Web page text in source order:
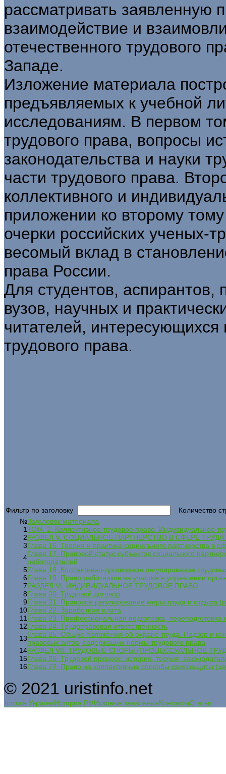
рассматривать заявленную
взаимодействие и
отечественного трудового
Западе.
Изложение материала
предъявляемых к учебной
исследованиям. В первом
трудового права, вопросы
законодательства и науки
части трудового права.
коллективного и
приложении ко второму
очерки российских ученых-
весомый вклад в
права России.
Для студентов, аспирантов,
вузов, научных и
читателей,
трудового права.
Фильтр по заголовку
Количество
№Заголовок материала
1ТОМ. 2. Коллективное трудовое право. Индивидуальное
2РАЗДЕЛ V. СОЦИАЛЬНОЕ ПАРТНЕРСТВО В СФЕРЕ
3Глава 16. Теория и практика социального партнерства в
4Глава 17. Правовой статус субъектов социального
работодателей
5Глава 18. Коллективно-договорное регулирование
6Глава 19. Право работников на участие в управлении
7РАЗДЕЛ VI. ИНДИВИДУАЛЬНОЕ ТРУДОВОЕ ПРАВО
8Глава 20. Трудовой договор
9Глава 21. Правовое регулирование меры труда и отдыха
10Глава 22. Заработная плата
11 Глава 23. Профессиональная подготовка,
12Глава 24. Трудоправовая ответственность
13Глава 25. Общие положения об охране труда. Надзор и
правовых актов, содержащих нормы трудового права
14РАЗДЕЛ VII. ТРУДОВЫЕ СПОРЫ (ПРОЦЕССУАЛЬНОЕ
15Глава 26. Трудовой процесс: история, теория,
16Глава 27. Право на коллективные способы самозащиты
© 2021 uristinfo.net
Історія УкраїниИстория РФИсковые заявленияКонтактыСтатьи